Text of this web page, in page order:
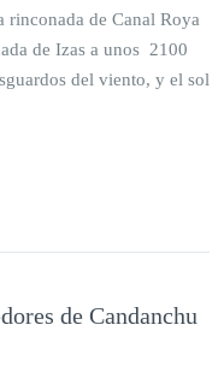
rinconada de Canal Roya
de Izas a unos 2100
del viento, y el sol
de Candanchu